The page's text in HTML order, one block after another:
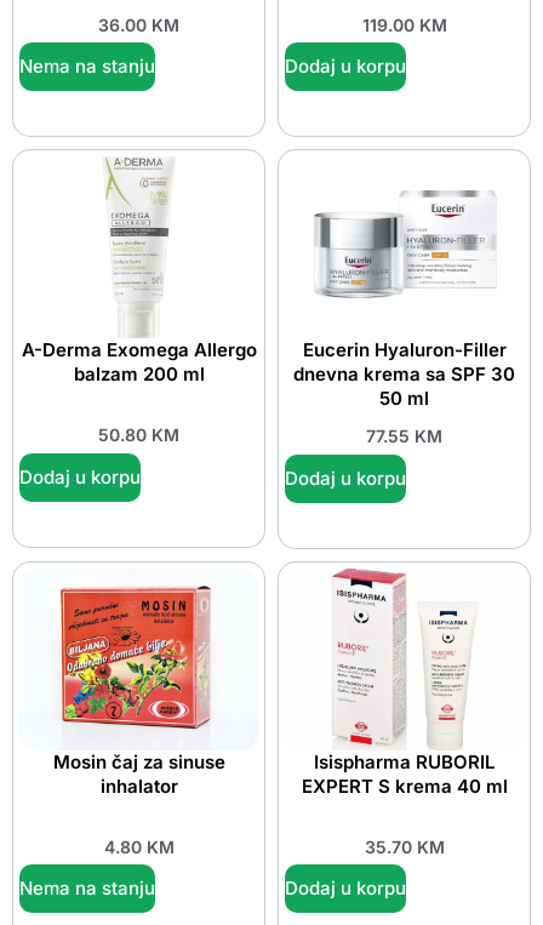
36.00 KM
Nema na stanju
119.00 KM
Dodaj u korpu
A-Derma Exomega Allergo
balzam 200 ml
50.80 KM
Dodaj u korpu
Eucerin Hyaluron-Filler
dnevna krema sa SPF 30
50 ml
77.55 KM
Dodaj u korpu
Mosin čaj za sinuse
inhalator
4.80 KM
Nema na stanju
Isispharma RUBORIL
EXPERT S krema 40 ml
35.70 KM
Dodaj u korpu